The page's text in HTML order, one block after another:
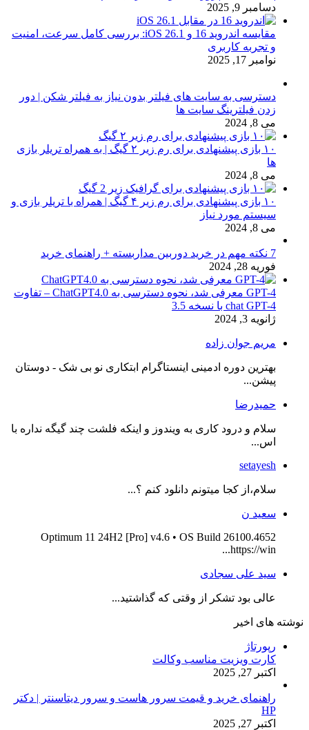
دسامبر 9, 2025
مقایسه اندروید 16 و iOS 26.1: بررسی کامل سرعت، امنیت
و تجربه کاربری
نوامبر 17, 2025
دسترسی به سایت های فیلتر بدون نیاز به فیلتر شکن | دور
زدن فیلترینگ سایت ها
می 8, 2024
۱۰ بازی پیشنهادی برای رم زیر ۲ گیگ | به همراه تریلر بازی
ها
می 8, 2024
۱۰ بازی پیشنهادی برای رم زیر ۴ گیگ | همراه با تریلر بازی و
سیستم مورد نیاز
می 8, 2024
7 نکته مهم در خرید دوربین مداربسته + راهنمای خرید
فوریه 28, 2024
GPT-4 معرفی شد، نحوه دسترسی به ChatGPT4.0 – تفاوت
chat GPT-4 با نسخه 3.5
ژانویه 3, 2024
مریم جوان زاده
بهترین دوره ادمینی اینستاگرام ابتکاری نو بی شک - دوستان
پیشن...
حمیدرضا
سلام و درود کاری به ویندوز و اینکه فلشت چند گیگه نداره با
اس...
setayesh
سلام،از کجا میتونم دانلود کنم ؟...
سعید ن
Optimum 11 24H2 [Pro] v4.6 • OS Build 26100.4652
https://win...
سید علی سجادی
عالی بود تشکر از وقتی که گذاشتید...
نوشته های اخیر
رپورتاژ
کارت ویزیت مناسب وکالت
اکتبر 27, 2025
راهنمای خرید و قیمت سرور هاست و سرور دیتاسنتر | دکتر
HP
اکتبر 27, 2025